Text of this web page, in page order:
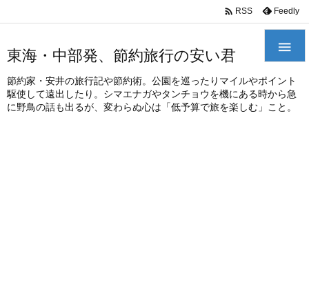
東海・中部発、節約旅行の安い君
節約家・安井の旅行記や節約術。公園を巡ったりマイルやポイント
駆使して遠出したり。シマエナガやタンチョウを機にある時から急
に野鳥の話も出るが、変わらぬ心は「低予算で旅を楽しむ」こと。

 RSS Feedly